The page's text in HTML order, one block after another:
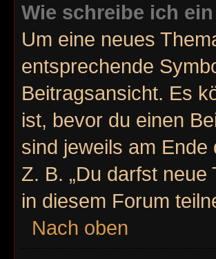
Wie schreibe ich
Um eine neues
entsprechende
Beitragsansicht. Es
ist, bevor du einen
sind jeweils am
Z. B. „Du darfst neue
in diesem Forum
Nach oben